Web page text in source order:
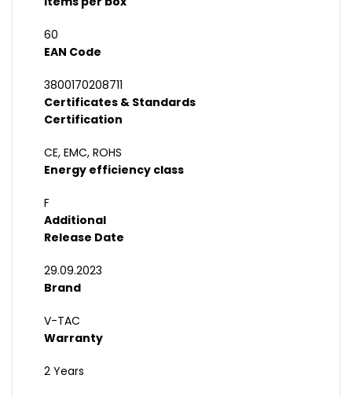
60
EAN Code
3800170208711
Certificates & Standards
Certification
CE, EMC, ROHS
Energy efficiency class
F
Additional
Release Date
29.09.2023
Brand
V-TAC
Warranty
2 Years